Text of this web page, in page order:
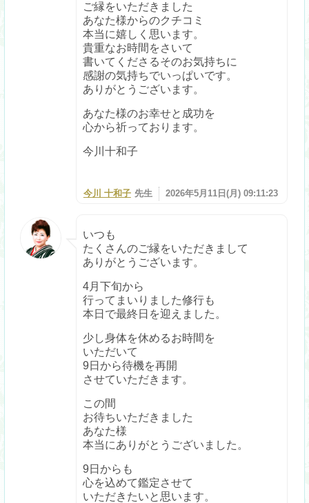
ご縁をいただきました
あなた様からのクチコミ
本当に嬉しく思います。
貴重なお時間をさいて
書いてくださるそのお気持ちに
感謝の気持ちでいっぱいです。
ありがとうございます。
あなた様のお幸せと成功を
心から祈っております。
今川十和子
今川 十和子 先生 2026年5月11日(月) 09:11:23
いつも
たくさんのご縁をいただきまして
ありがとうございます。
4月下旬から
行ってまいりました修行も
本日で最終日を迎えました。
少し身体を休めるお時間を
いただいて
9日から待機を再開
させていただきます。
この間
お待ちいただきました
あなた様
本当にありがとうございました。
9日からも
心を込めて鑑定させて
いただきたいと思います。